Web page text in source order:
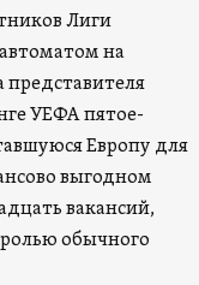
Лиги
на
УЕФА пятое-
Европу для
выгодном
вакансий,
обычного